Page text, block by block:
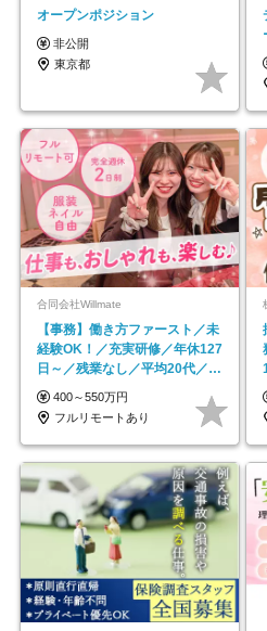
オープンポジション
非公開
東京都
合同会社Willmate
【事務】働き方ファースト／未
経験OK！／充実研修／年休127
日～／残業なし／平均20代／リ
モートOK
400～550万円
フルリモートあり